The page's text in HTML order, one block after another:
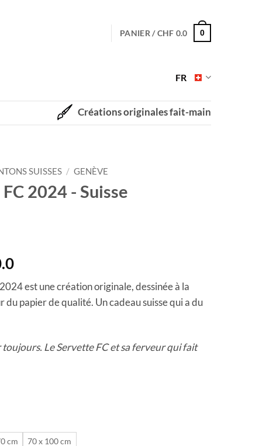
PANIER /CHF 0.0 0
FR
Créations originales fait-main
SUISSES / GENÈVE
2024 - Suisse
Plage
prix :
CHF 40.0
est une création originale, dessinée à la
du papier de qualité. Un cadeau suisse qui a du
Le Servette FC et sa ferveur qui fait
cm 70 x 100 cm